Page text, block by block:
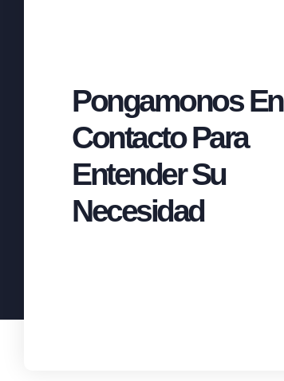
Pongamonos En
Contacto Para
Entender Su
Necesidad